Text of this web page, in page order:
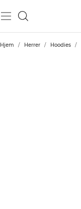
Hjem / Herrer / Hoodies /